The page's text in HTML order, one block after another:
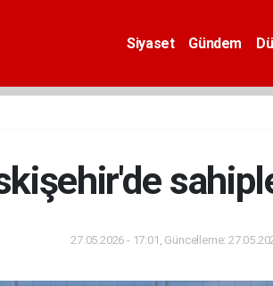
Siyaset Gündem
27.05.2026 - 17:01, Güncelleme: